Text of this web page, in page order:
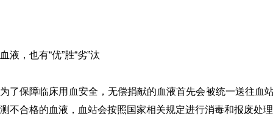
血液，也有“优”胜“劣”汰
为了保障临床用血安全，无偿捐献的血液首先会被统一送往血
测不合格的血液，血站会按照国家相关规定进行消毒和报废处理